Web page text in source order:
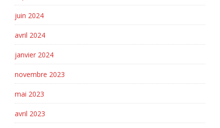
juin 2024
avril 2024
janvier 2024
novembre 2023
mai 2023
avril 2023